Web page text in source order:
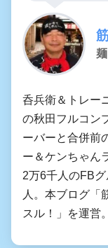
呑兵衛＆トレー
の秋田フルコン
ーバーと合併前
ー＆ケンちゃん
2万6千人のFB
人。本ブログ「
スル！」を運営。